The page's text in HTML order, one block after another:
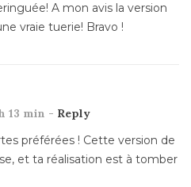
A mon avis la version
vraie tuerie! Bravo !
13 min - Reply
préférées ! Cette version de
et ta réalisation est à tomber